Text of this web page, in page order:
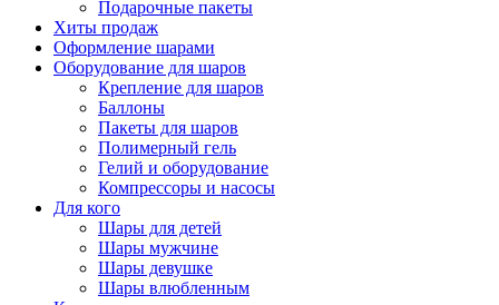
Подарочные пакеты
Хиты продаж
Оформление шарами
Оборудование для шаров
Крепление для шаров
Баллоны
Пакеты для шаров
Полимерный гель
Гелий и оборудование
Компрессоры и насосы
Для кого
Шары для детей
Шары мужчине
Шары девушке
Шары влюбленным